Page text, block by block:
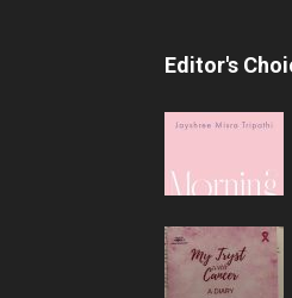
Editor's